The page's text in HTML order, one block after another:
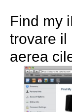
Find my
trovare il
aerea